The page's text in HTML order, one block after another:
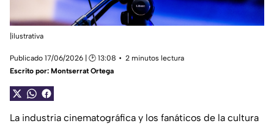
|ilustrativa
Publicado 17/06/2026 | 🕑 13:08
2 minutos lectura
Escrito por: Montserrat Ortega
La industria cinematográfica y los fanáticos de la cultura